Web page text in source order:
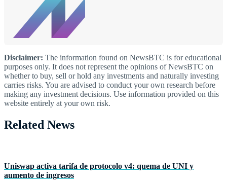
Disclaimer: The information found on NewsBTC is for educational
purposes only. It does not represent the opinions of NewsBTC on
whether to buy, sell or hold any investments and naturally investing
carries risks. You are advised to conduct your own research before
making any investment decisions. Use information provided on this
website entirely at your own risk.
Related News
Uniswap activa tarifa de protocolo v4: quema de UNI y
aumento de ingresos